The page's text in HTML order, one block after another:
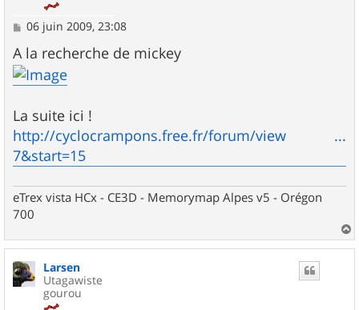
M
s
s
a
g
06 juin 2009, 23:08
A la recherche de mickey
La suite ici !
http://cyclocrampons.free.fr/forum/view ...
7&start=15
eTrex vista HCx - CE3D - Memorymap Alpes v5 - Orégon
700
a
Larsen
Utagawiste
gourou